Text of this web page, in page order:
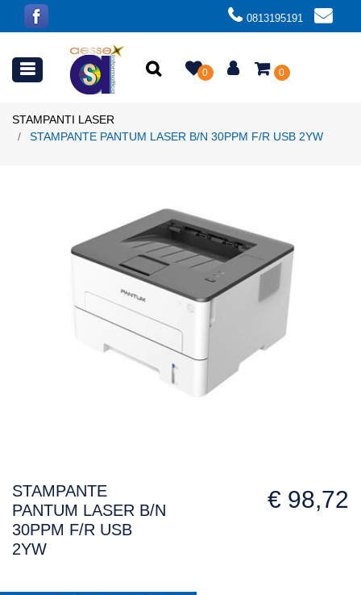
0813195191
Open menu 0 0
STAMPANTI LASER
STAMPANTE PANTUM LASER B/N 30PPM F/R USB 2YW
STAMPANTE
PANTUM LASER B/N
30PPM F/R USB
2YW
€ 98,72